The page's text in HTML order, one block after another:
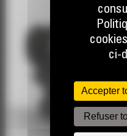
ci-
Accepter
Refuser